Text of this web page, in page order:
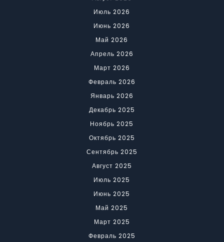
Июль 2026
Июнь 2026
Май 2026
Апрель 2026
Март 2026
Февраль 2026
Январь 2026
Декабрь 2025
Ноябрь 2025
Октябрь 2025
Сентябрь 2025
Август 2025
Июль 2025
Июнь 2025
Май 2025
Март 2025
Февраль 2025